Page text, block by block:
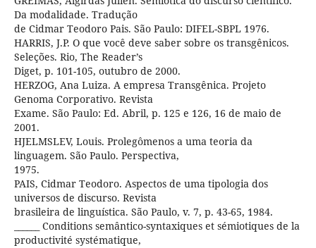
Da modalidade. Tradução
de Cidmar Teodoro Pais. São Paulo: DIFEL-SBPL 1976.
HARRIS, J.P. O que você deve saber sobre os transgênicos.
Seleções. Rio, The Reader’s
Diget, p. 101-105, outubro de 2000.
HERZOG, Ana Luiza. A empresa Transgênica. Projeto
Genoma Corporativo. Revista
Exame. São Paulo: Ed. Abril, p. 125 e 126, 16 de maio de
2001.
HJELMSLEV, Louis. Prolegômenos a uma teoria da
linguagem. São Paulo. Perspectiva,
1975.
PAIS, Cidmar Teodoro. Aspectos de uma tipologia dos
universos de discurso. Revista
brasileira de linguística. São Paulo, v. 7, p. 43-65, 1984.
______ Conditions semântico-syntaxiques et sémiotiques de la
productivité systématique,